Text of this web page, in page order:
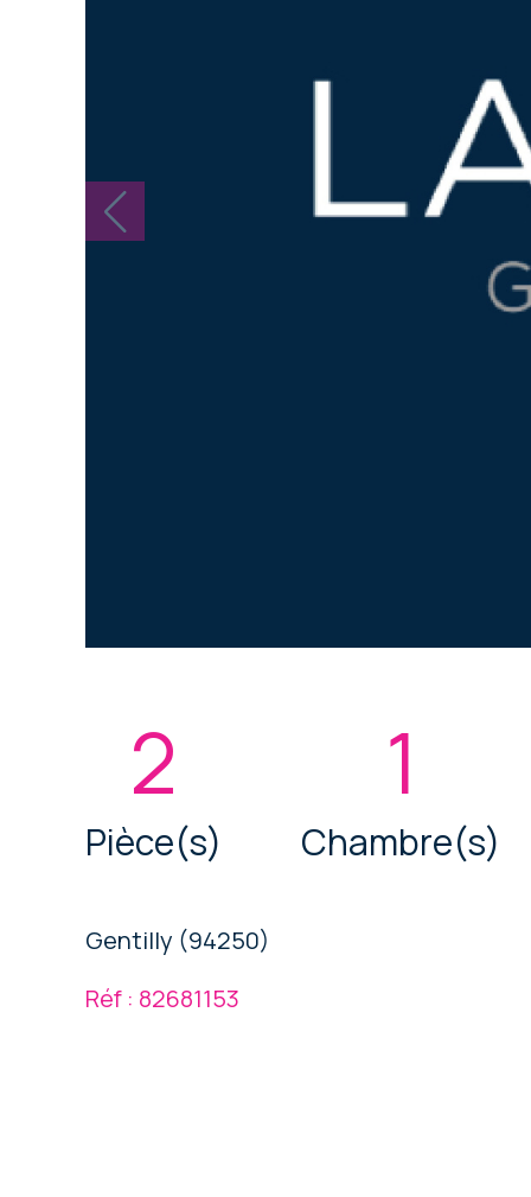
2
Pièce(s)
1
Chambre(s)
Gentilly (94250)
Réf : 82681153